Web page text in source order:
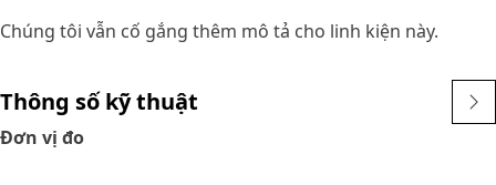
Chúng tôi vẫn cố gắng thêm mô tả cho linh kiện này.
Thông số kỹ thuật
Đơn vị đo